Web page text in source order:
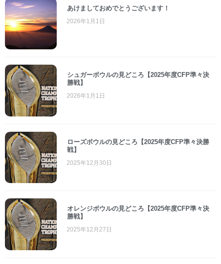
あけましておめでとうございます！
2026年1月1日
シュガーボウルの見どころ【2025年度CFP準々決
勝戦】
2026年1月1日
ローズボウルの見どころ【2025年度CFP準々決勝
戦】
2025年12月30日
オレンジボウルの見どころ【2025年度CFP準々決
勝戦】
2025年12月27日